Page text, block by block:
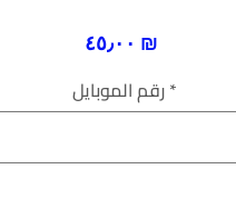
‏٤٥٫٠٠ ₪
رقم الموبايل*